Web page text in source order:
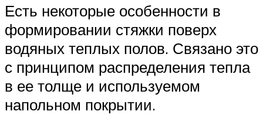
Есть некоторые особенности в
формировании стяжки поверх
водяных теплых полов. Связано это
с принципом распределения тепла
в ее толще и используемом
напольном покрытии.